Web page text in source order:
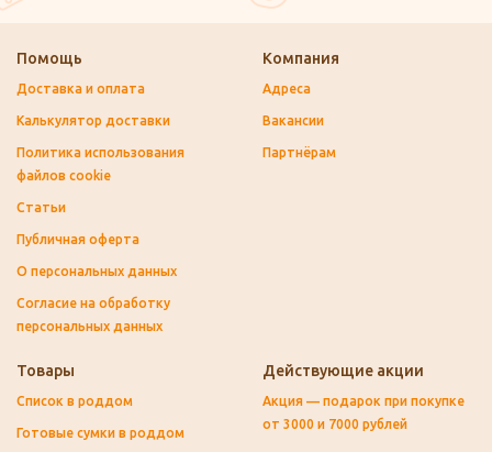
Помощь
Доставка и оплата
Калькулятор доставки
Политика использования
файлов cookie
Статьи
Публичная оферта
О персональных данных
Согласие на обработку
персональных данных
Компания
Адреса
Вакансии
Партнёрам
Товары
Список в роддом
Готовые сумки в роддом
Действующие акции
Акция — подарок при покупке
от 3000 и 7000 рублей